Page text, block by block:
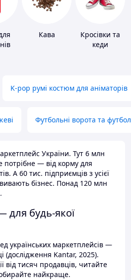
Кава
Кросівки та
кеди
K-pop румі костюм для аніматорів
Футбольні ворота та
України. Тут 6 млн
потрібне — від корму для
А 60 тис. підприємців з усієї
бізнес. Понад 120 млн
для будь-якої
українських маркетплейсів —
(дослідження Kantar, 2025).
від тисяч продавців, читайте
обирайте найкраще.